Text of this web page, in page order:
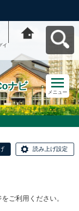
イ
ナビへ戻る
ナビ
メニュー
読み上げ設定
ご利用ください。